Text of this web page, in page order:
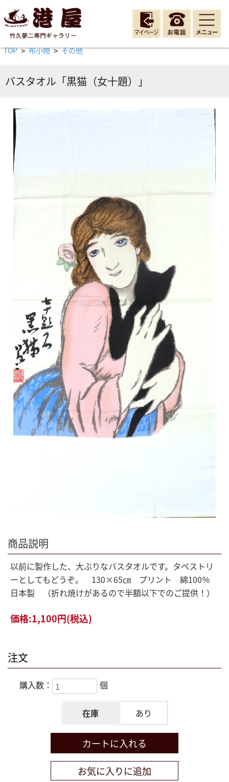
TOP > 布小物 > その他
バスタオル「黒猫（女十題）」
商品説明
以前に製作した、大ぶりなバスタオルです。タペストリ
ーとしてもどうぞ。 130×65㎝ プリント 綿100％
日本製 （折れ焼けがあるので半額以下でのご提供！）
価格:1,100円(税込)
注文
購入数： 個
在庫 あり